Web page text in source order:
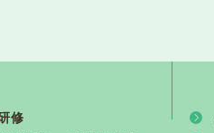
殺害事件について 声明
修